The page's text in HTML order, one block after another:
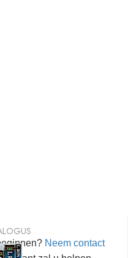
Neem contact